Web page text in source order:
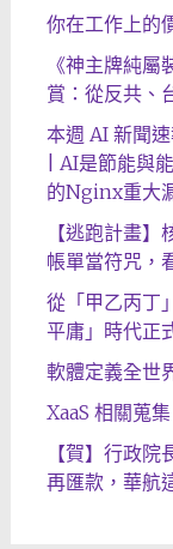
你在工作上的
《神主牌純
賞：從反共、
本週 AI 新聞
| AI是節能與
的Nginx重大
【逃跑計畫
帳單當符咒，
從「甲乙丙丁
平庸」時代正
軟體定義全世
XaaS 相關蒐集
【賀】行政
再匯款，華航